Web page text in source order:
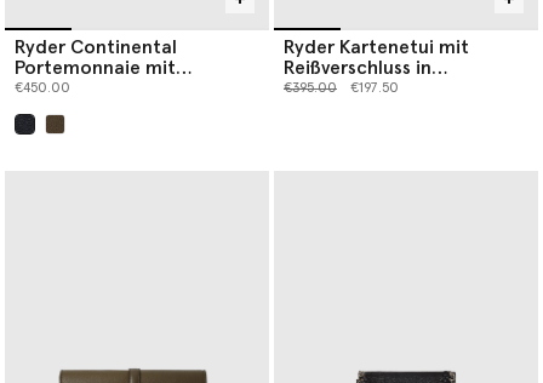
Ryder Continental
Portemonnaie mit
Umschlag
€450.00
Ryder Kartenetui mit
Reißverschluss in
Straußenoptik
Preis reduziert von
€395.00bis€197.50